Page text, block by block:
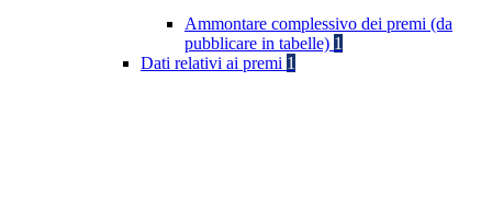
Ammontare complessivo dei premi (da
pubblicare in tabelle) 1
Dati relativi ai premi 1